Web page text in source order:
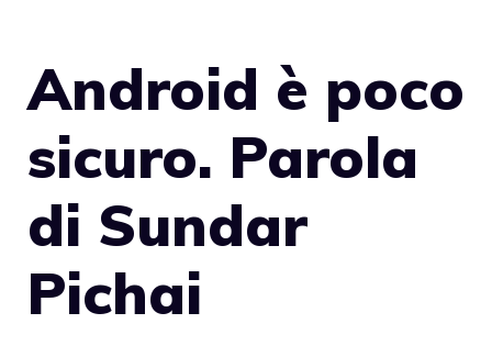
Android è poco
sicuro. Parola
di Sundar
Pichai